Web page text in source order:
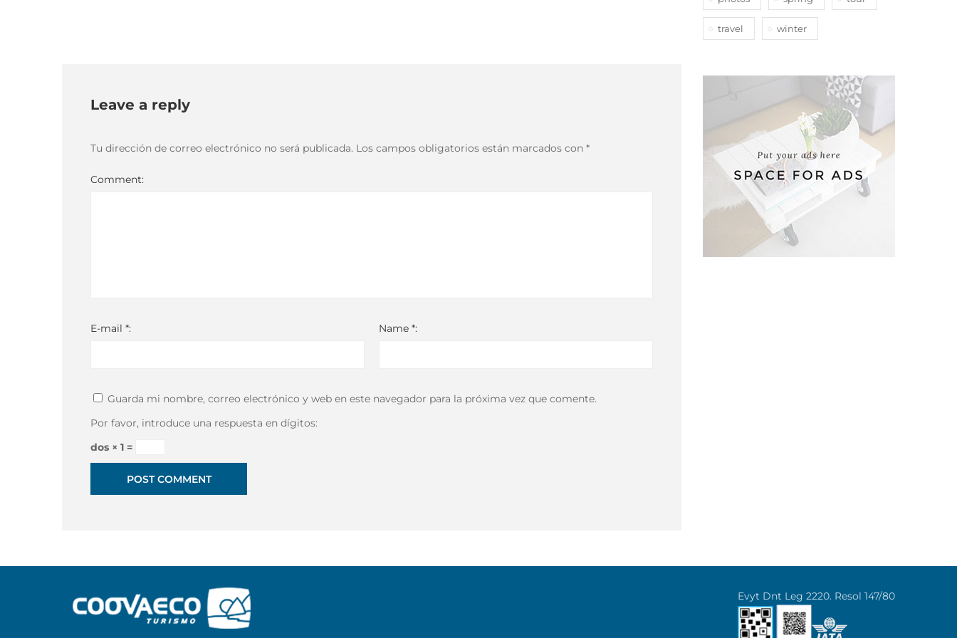
Leave a reply
Tu dirección de correo electrónico no será publicada. Los campos obligatorios están marcados con *
Comment:
E-mail *: Name *:
Guarda mi nombre, correo electrónico y web en este navegador para la próxima vez que comente.
Por favor, introduce una respuesta en dígitos:
dos × 1 =
travel winter
Evyt Dnt Leg 2220. Resol 147/80